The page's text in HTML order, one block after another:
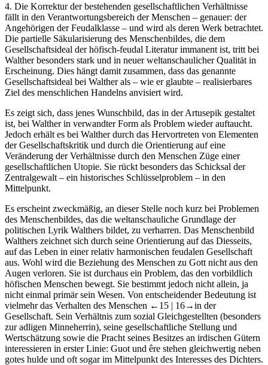
4. Die Korrektur der bestehenden gesellschaftlichen Verhältnisse
fällt in den Verantwortungsbereich der Menschen – genauer: der
Angehörigen der Feudalklasse – und wird als deren Werk betrachtet.
Die partielle Säkularisierung des Menschenbildes, die dem
Gesellschaftsideal der höfisch-feudal Literatur immanent ist, tritt bei
Walther besonders stark und in neuer weltanschaulicher Qualität in
Erscheinung. Dies hängt damit zusammen, dass das genannte
Gesellschaftsideal bei Walther als – wie er glaubte – realisierbares
Ziel des menschlichen Handelns anvisiert wird.
Es zeigt sich, dass jenes Wunschbild, das in der Artusepik gestaltet
ist, bei Walther in verwandter Form als Problem wieder auftaucht.
Jedoch erhält es bei Walther durch das Hervortreten von Elementen
der Gesellschaftskritik und durch die Orientierung auf eine
Veränderung der Verhältnisse durch den Menschen Züge einer
gesellschaftlichen Utopie. Sie rückt besonders das Schicksal der
Zentralgewalt – ein historisches Schlüsselproblem – in den
Mittelpunkt.
Es erscheint zweckmäßig, an dieser Stelle noch kurz bei Problemen
des Menschenbildes, das die weltanschauliche Grundlage der
politischen Lyrik Walthers bildet, zu verharren. Das Menschenbild
Walthers zeichnet sich durch seine Orientierung auf das Diesseits,
auf das Leben in einer relativ harmonischen feudalen Gesellschaft
aus. Wohl wird die Beziehung des Menschen zu Gott nicht aus den
Augen verloren. Sie ist durchaus ein Problem, das den vorbildlich
höfischen Menschen bewegt. Sie bestimmt jedoch nicht allein, ja
nicht einmal primär sein Wesen. Von entscheidender Bedeutung ist
vielmehr das Verhalten des Menschen ←15 | 16→in der
Gesellschaft. Sein Verhältnis zum sozial Gleichgestellten (besonders
zur adligen Minneherrin), seine gesellschaftliche Stellung und
Wertschätzung sowie die Pracht seines Besitzes an irdischen Gütern
interessieren in erster Linie: Guot und êre stehen gleichwertig neben
gotes hulde und oft sogar im Mittelpunkt des Interesses des Dichters.